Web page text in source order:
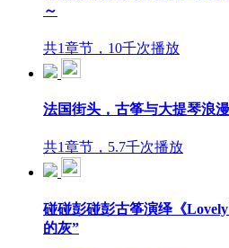
～
共1章节，10千次播放
法国街头，古筝与大提琴浪
共1章节，5.7千次播放
碰碰彭碰彭古筝演绎《
的灰”